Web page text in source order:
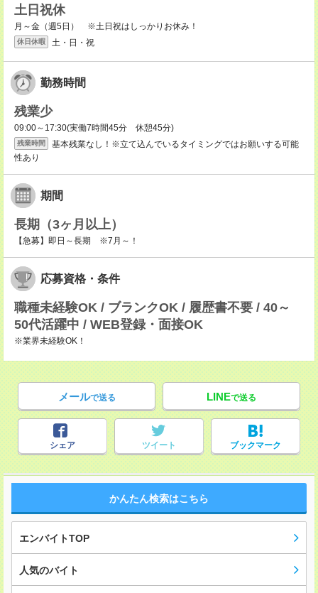
土日祝休
月～金（週5日） ※土日祝はしっかりお休み！
休日休暇 土・日・祝
勤務時間
残業少
09:00～17:30(実働7時間45分 休憩45分)
残業時間
基本残業なし！※立て込んでいるタイミングではお願いする可能
性あり
期間
長期（3ヶ月以上）
【急募】即日～長期 ※7月～！
応募資格・条件
職種未経験OK / ブランクOK / 履歴書不要 / 40～
50代活躍中 / WEB登録・面接OK
※業界未経験OK！
メールで送る LINEで送る
シェア ツイート ブックマーク
かんたん検索はこちら
エンバイトTOP
人気のバイト